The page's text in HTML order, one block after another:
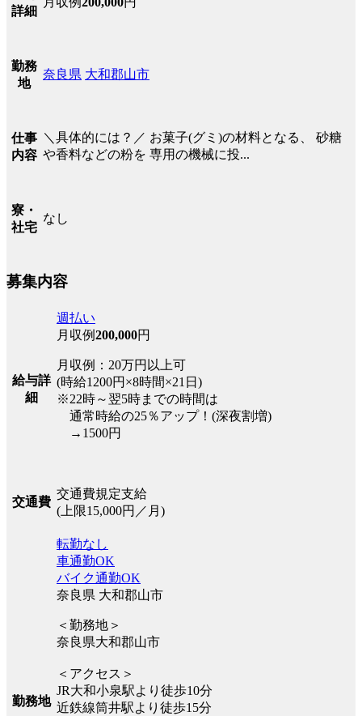
詳細
勤務
地
奈良県 大和郡山市
仕事
内容
＼具体的には？／ お菓子(グミ)の材料となる、 砂糖
や香料などの粉を 専用の機械に投...
寮・
社宅
なし
募集内容
給与詳
細
週払い
月収例200,000円
月収例：20万円以上可
(時給1200円×8時間×21日)
※22時～翌5時までの時間は
通常時給の25％アップ！(深夜割増)
→1500円
交通費
交通費規定支給
(上限15,000円／月)
勤務地
転勤なし
車通勤OK
バイク通勤OK
奈良県 大和郡山市
＜勤務地＞
奈良県大和郡山市
＜アクセス＞
JR大和小泉駅より徒歩10分
近鉄線筒井駅より徒歩15分